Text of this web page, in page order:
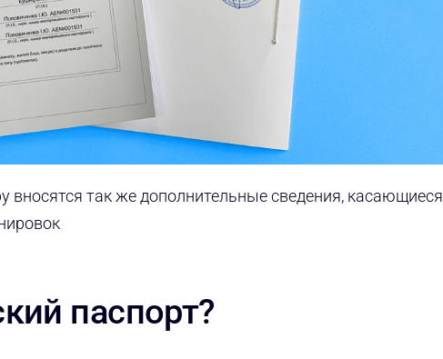
вносятся так же дополнительные сведения, касающиеся
паспорт?